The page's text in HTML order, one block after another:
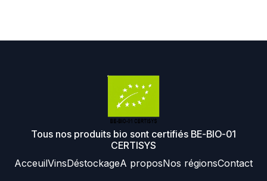
Tous nos produits bio sont certifiés BE-BIO-01
CERTISYS
AcceuilVinsDéstockageA proposNos régionsContact